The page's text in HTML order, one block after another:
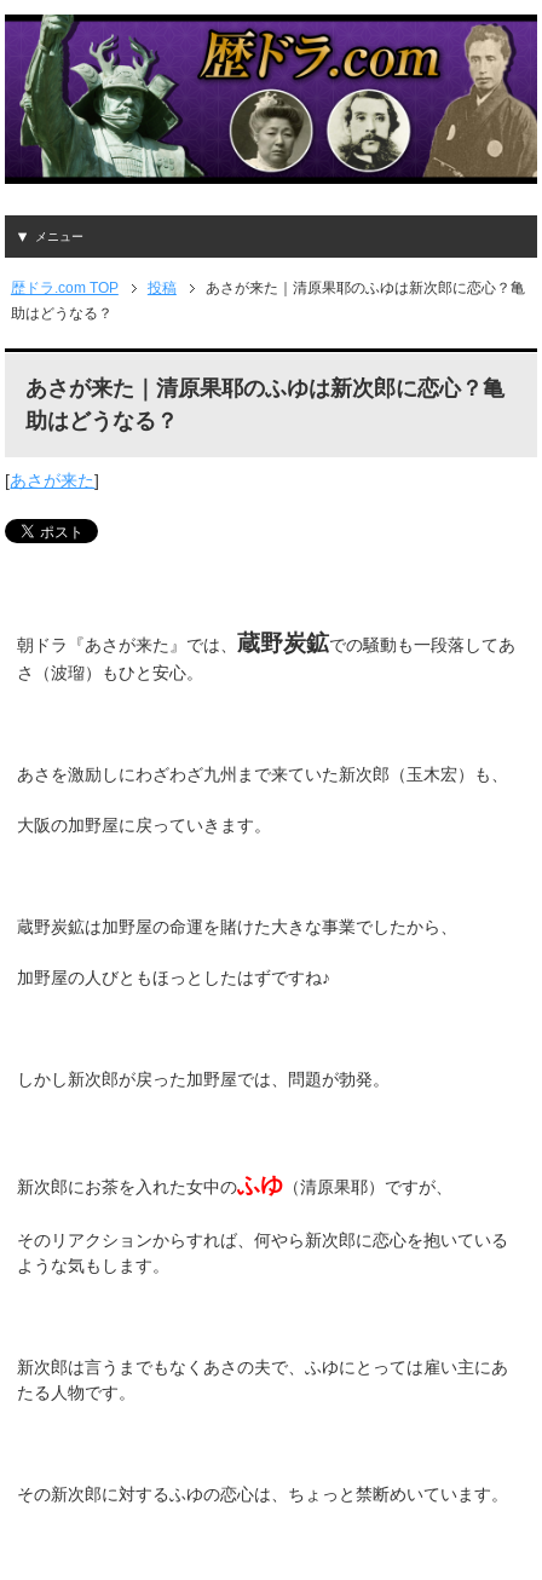
メニュー
歴ドラ.com TOP 投稿
あさが来た｜清原果耶のふゆは新次郎に恋心？亀
助はどうなる？
あさが来た｜清原果耶のふゆは新次郎に恋心？亀
助はどうなる？
[あさが来た]
朝ドラ『あさが来た』では、 蔵野炭鉱での騒動も一段落してあ
さ（波瑠）もひと安心。
あさを激励しにわざわざ九州まで来ていた新次郎（玉木宏）も、
大阪の加野屋に戻っていきます。
蔵野炭鉱は加野屋の命運を賭けた大きな事業でしたから、
加野屋の人びともほっとしたはずですね♪
しかし新次郎が戻った加野屋では、問題が勃発。
新次郎にお茶を入れた女中のふゆ （清原果耶）ですが、
そのリアクションからすれば、何やら新次郎に恋心を抱いている
ような気もします。
新次郎は言うまでもなくあさの夫で、ふゆにとっては雇い主にあ
たる人物です。
その新次郎に対するふゆの恋心は、ちょっと禁断めいています。